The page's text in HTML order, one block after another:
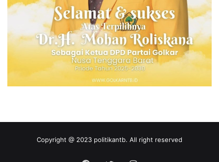
Copyright @ 2023 politikantb. All right reserved